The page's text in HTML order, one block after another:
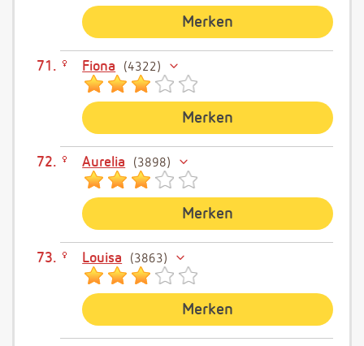
Merken
Fiona 4322
Merken
Aurelia 3898
Merken
Louisa 3863
Merken